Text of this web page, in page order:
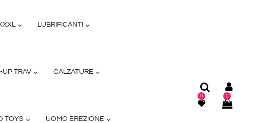
LUBRIFICANTI
UP TRAV CALZATURE
TOYS UOMO EREZIONE
0 0